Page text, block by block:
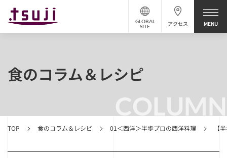
アクセス
GLOBAL
SITE
COLUMN
TOP 食のコラム＆レシピ 01＜西洋＞半歩プロの西洋料理 【
食のコラム＆レシピ